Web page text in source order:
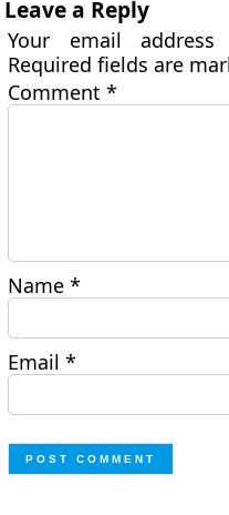
Leave a Reply
Your email
Required fields are
Comment*
Name*
Email*